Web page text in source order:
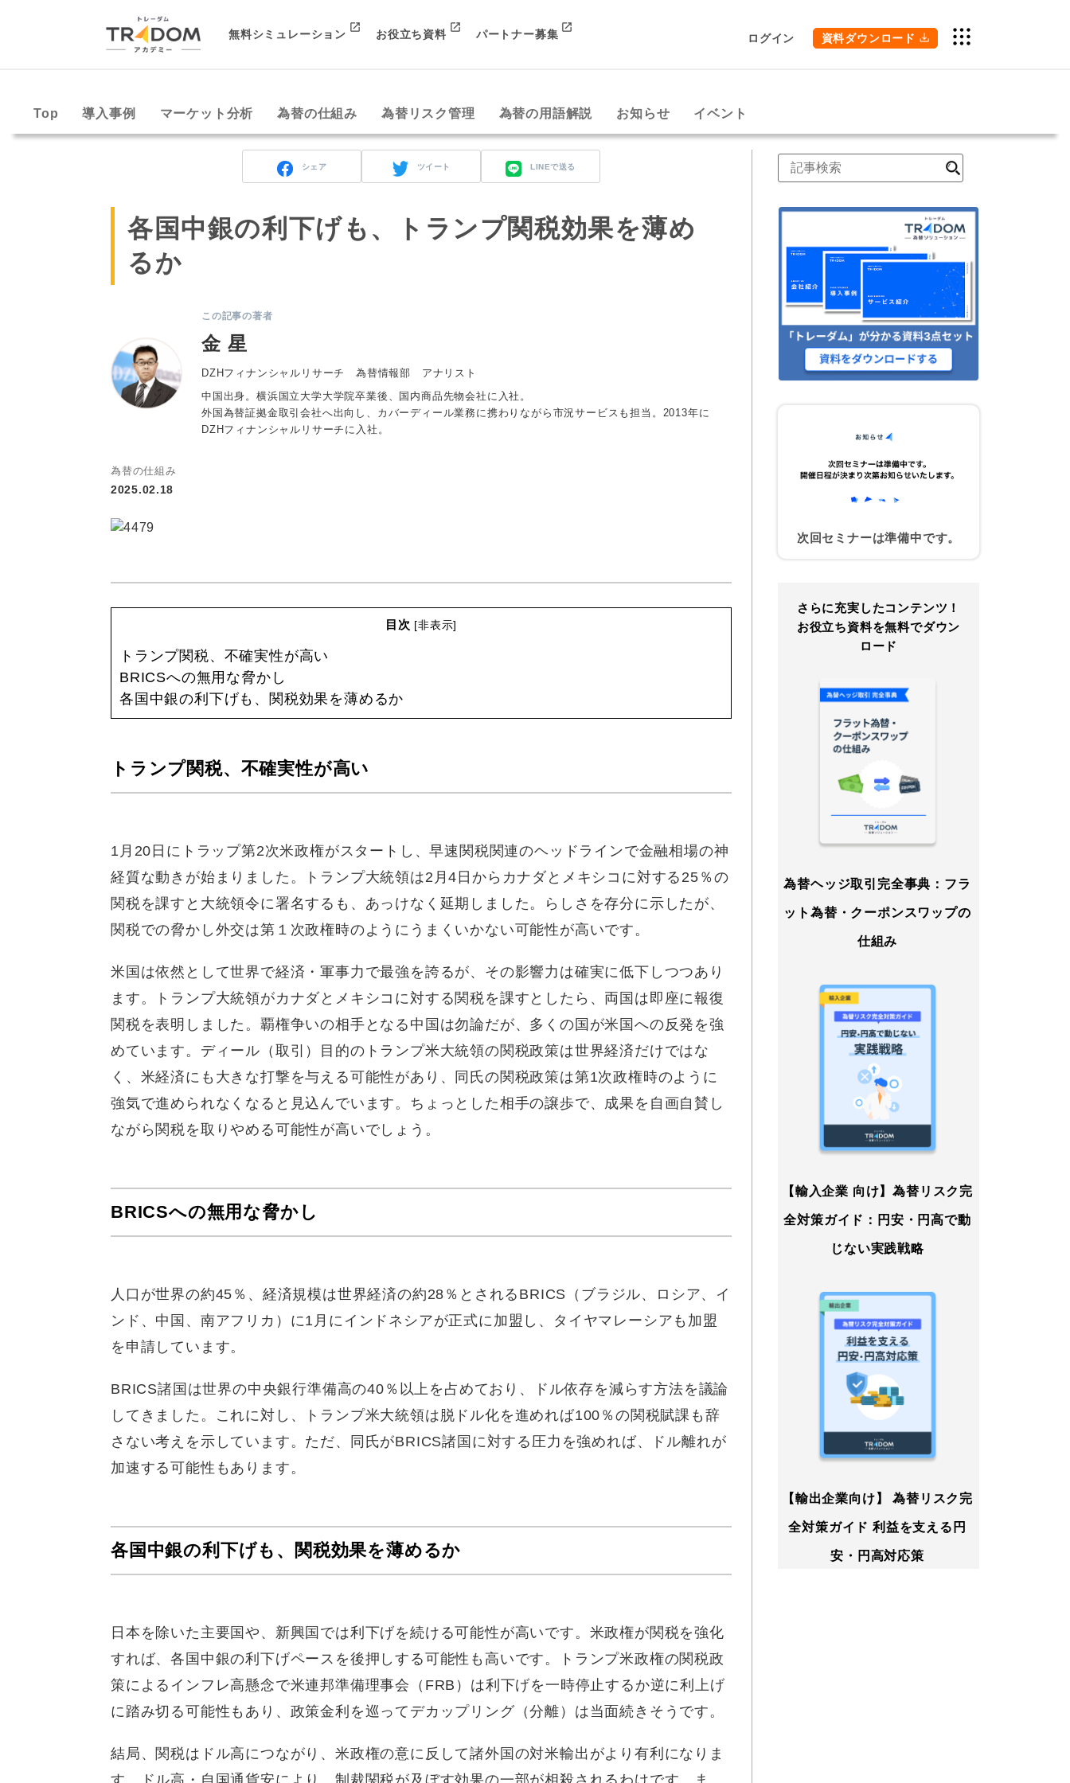
無料シミュレーション お役立ち資料 パートナー募集 ログイン 資料ダウンロード
Top 導入事例 マーケット分析 為替の仕組み 為替リスク管理 為替の用語解説 お知らせ イベント
シェア ツイート LINEで送る
各国中銀の利下げも、トランプ関税効果を薄め
るか
この記事の著者
金 星
DZHフィナンシャルリサーチ 為替情報部 アナリスト
中国出身。横浜国立大学大学院卒業後、国内商品先物会社に入社。
外国為替証拠金取引会社へ出向し、カバーディール業務に携わりながら市況サービスも担当。2013年に
DZHフィナンシャルリサーチに入社。
為替の仕組み
2025.02.18
目次 [非表示]
トランプ関税、不確実性が高い
BRICSへの無用な脅かし
各国中銀の利下げも、関税効果を薄めるか
トランプ関税、不確実性が高い
1月20日にトラップ第2次米政権がスタートし、早速関税関連のヘッドラインで金融相場の神
経質な動きが始まりました。トランプ大統領は2月4日からカナダとメキシコに対する25％の
関税を課すと大統領令に署名するも、あっけなく延期しました。らしさを存分に示したが、
関税での脅かし外交は第１次政権時のようにうまくいかない可能性が高いです。
米国は依然として世界で経済・軍事力で最強を誇るが、その影響力は確実に低下しつつあり
ます。トランプ大統領がカナダとメキシコに対する関税を課すとしたら、両国は即座に報復
関税を表明しました。覇権争いの相手となる中国は勿論だが、多くの国が米国への反発を強
めています。ディール（取引）目的のトランプ米大統領の関税政策は世界経済だけではな
く、米経済にも大きな打撃を与える可能性があり、同氏の関税政策は第1次政権時のように
強気で進められなくなると見込んでいます。ちょっとした相手の譲歩で、成果を自画自賛し
ながら関税を取りやめる可能性が高いでしょう。
BRICSへの無用な脅かし
人口が世界の約45％、経済規模は世界経済の約28％とされるBRICS（ブラジル、ロシア、イ
ンド、中国、南アフリカ）に1月にインドネシアが正式に加盟し、タイヤマレーシアも加盟
を申請しています。
BRICS諸国は世界の中央銀行準備高の40％以上を占めており、ドル依存を減らす方法を議論
してきました。これに対し、トランプ米大統領は脱ドル化を進めれば100％の関税賦課も辞
さない考えを示しています。ただ、同氏がBRICS諸国に対する圧力を強めれば、ドル離れが
加速する可能性もあります。
各国中銀の利下げも、関税効果を薄めるか
日本を除いた主要国や、新興国では利下げを続ける可能性が高いです。米政権が関税を強化
すれば、各国中銀の利下げペースを後押しする可能性も高いです。トランプ米政権の関税政
策によるインフレ高懸念で米連邦準備理事会（FRB）は利下げを一時停止するか逆に利上げ
に踏み切る可能性もあり、政策金利を巡ってデカップリング（分離）は当面続きそうです。
結局、関税はドル高につながり、米政権の意に反して諸外国の対米輸出がより有利になりま
す。ドル高・自国通貨安により、制裁関税が及ぼす効果の一部が相殺されるわけです。ま
索
次回セミナーは準備中です。
さらに充実したコンテンツ！
お役立ち資料を無料でダウン
ロード
為替ヘッジ取引完全事典：フラ
ット為替・クーポンスワップの
仕組み
【輸入企業 向け】為替リスク完
全対策ガイド：円安・円高で動
じない実践戦略
【輸出企業向け】 為替リスク完
全対策ガイド 利益を支える円
安・円高対応策